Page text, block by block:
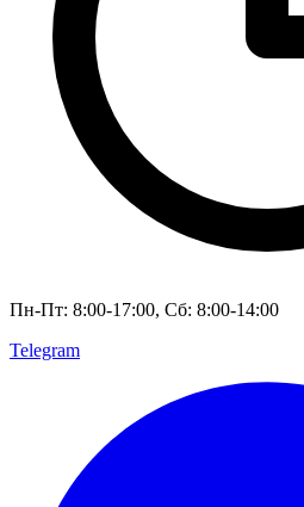
Пн-Пт: 8:00-17:00, Сб: 8:00-14:00
Telegram